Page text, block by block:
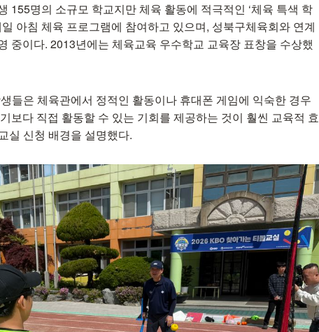
155명의 소규모 학교지만 체육 활동에 적극적인 ‘체육 특색 학
아침 체육 프로그램에 참여하고 있으며, 성북구체육회와 연계
중이다. 2013년에는 체육교육 우수학교 교육장 표창을 수상했
들은 체육관에서 정적인 활동이나 휴대폰 게임에 익숙한 경우
보다 직접 활동할 수 있는 기회를 제공하는 것이 훨씬 교육적 효
실 신청 배경을 설명했다.